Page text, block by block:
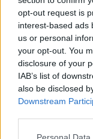
opt-out request is
interest-based ads
us or personal
your opt-out. You
disclosure of your
IAB’s list of
also be disclosed
Downstream
Please note that
τον εναέριο
επανδρωμένα
πάνω από
την Πολωνία,
Γερμανία [...]
αποτελεί
αυξανόμενων
ένωσή μας.
κοπεί.